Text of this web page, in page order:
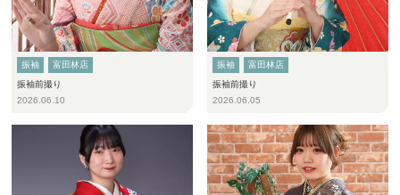
振袖
富田林店
振袖前撮り
2026.06.10
振袖
富田林店
振袖前撮り
2026.06.05